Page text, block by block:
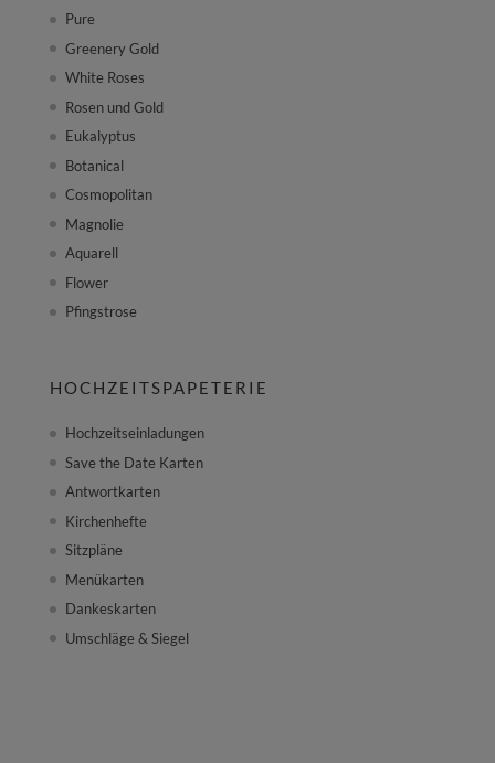
Pure
Greenery Gold
White Roses
Rosen und Gold
Eukalyptus
Botanical
Cosmopolitan
Magnolie
Aquarell
Flower
Pfingstrose
HOCHZEITSPAPETERIE
Hochzeitseinladungen
Save the Date Karten
Antwortkarten
Kirchenhefte
Sitzpläne
Menükarten
Dankeskarten
Umschläge & Siegel